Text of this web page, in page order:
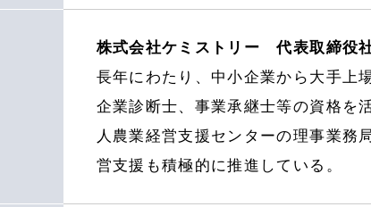
株式会社ケミストリー 代表取締役
長年にわたり、中小企業から大手上
企業診断士、事業承継士等の資格を
人農業経営支援センターの理事業務
営支援も積極的に推進している。